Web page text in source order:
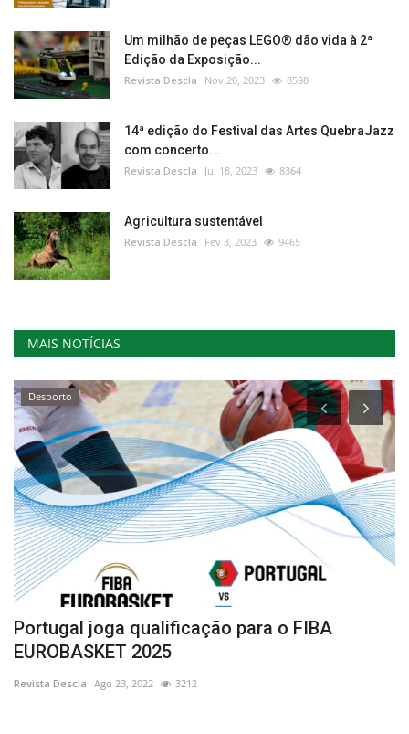
Um milhão de peças LEGO® dão vida à 2ª
Edição da Exposição...
Revista Descla Nov 20, 2023 8598
14ª edição do Festival das Artes QuebraJazz
com concerto...
Revista Descla Jul 18, 2023 8364
Agricultura sustentável
Revista Descla Fev 3, 2023 9465
MAIS NOTÍCIAS
Desporto
Portugal joga qualificação para o FIBA
EUROBASKET 2025
Revista Descla Ago 23, 2022 3212